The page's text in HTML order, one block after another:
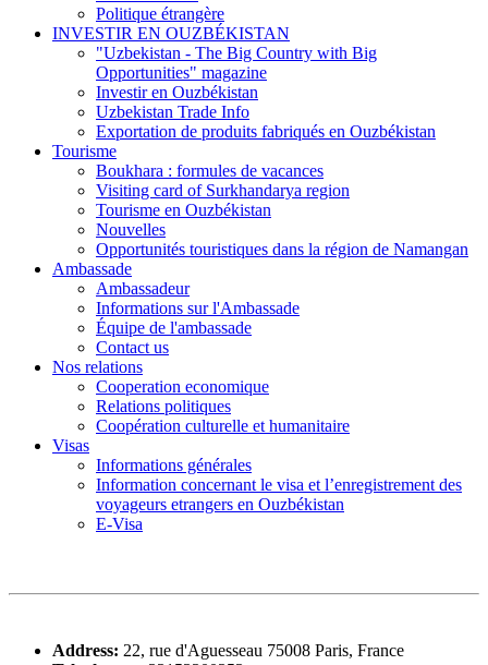
Politique étrangère
INVESTIR EN OUZBÉKISTAN
"Uzbekistan - The Big Country with Big
Opportunities" magazine
Investir en Ouzbékistan
Uzbekistan Trade Info
Exportation de produits fabriqués en Ouzbékistan
Tourisme
Boukhara : formules de vacances
Visiting card of Surkhandarya region
Tourisme en Ouzbékistan
Nouvelles
Opportunités touristiques dans la région de Namangan
Ambassade
Ambassadeur
Informations sur l'Ambassade
Équipe de l'ambassade
Contact us
Nos relations
Cooperation economique
Relations politiques
Coopération culturelle et humanitaire
Visas
Informations générales
Information concernant le visa et l’enregistrement des
voyageurs etrangers en Ouzbékistan
E-Visa
Address: 22, rue d'Aguesseau 75008 Paris, France